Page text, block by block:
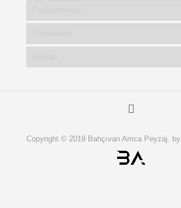
Copyright © 2019 Bahçıvan Amca Peyzaj. by